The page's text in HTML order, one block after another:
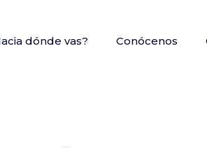
dónde vas? Conócenos